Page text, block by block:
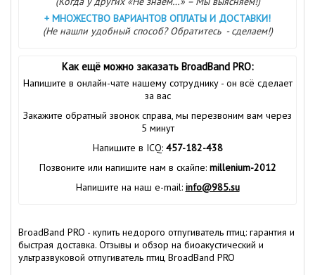
+ МНОЖЕСТВО ВАРИАНТОВ ОПЛАТЫ И ДОСТАВКИ!
(Не нашли удобный способ? Обратитесь - сделаем!)
Как ещё можно заказать BroadBand PRO:
Напишите в онлайн-чате нашему сотруднику - он всё сделает
за вас
Закажите обратный звонок справа, мы перезвоним вам через
5 минут
Напишите в ICQ: 457-182-438
Позвоните или напишите нам в скайпе: millenium-2012
Напишите на наш e-mail: info@985.su
BroadBand PRO - купить недорого отпугиватель птиц: гарантия и
быстрая доставка. Отзывы и обзор на биоакустический и
ультразвуковой отпугиватель птиц BroadBand PRO